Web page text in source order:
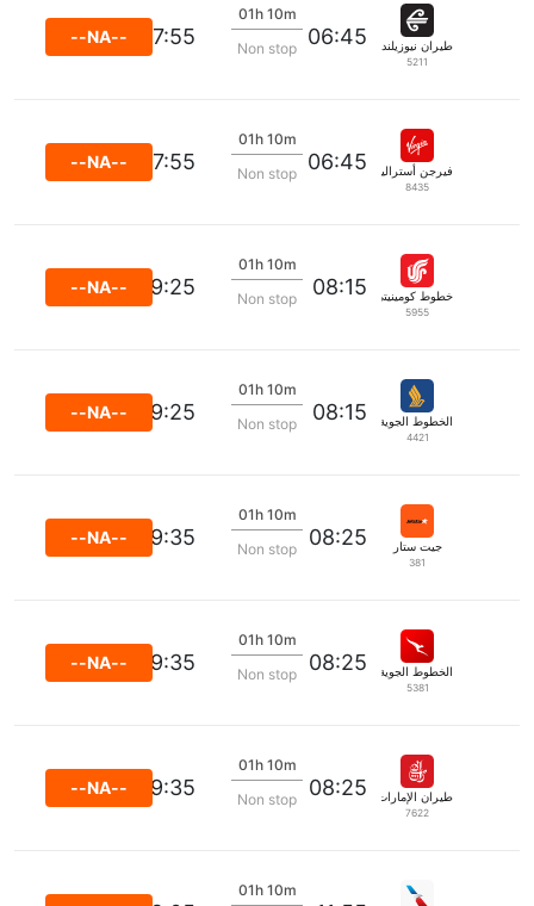
طيران نيوزيلندا
5211
06:45
01h 10m
Non stop
07:55
--NA--
فيرجن أستراليا
8435
06:45
01h 10m
Non stop
07:55
--NA--
خطوط كومينيتي الجوية
5955
08:15
01h 10m
Non stop
09:25
--NA--
الخطوط الجوية السنغافورية
4421
08:15
01h 10m
Non stop
09:25
--NA--
جيت ستار
381
08:25
01h 10m
Non stop
09:35
--NA--
الخطوط الجوية كانتاس
5381
08:25
01h 10m
Non stop
09:35
--NA--
طيران الإمارات
7622
08:25
01h 10m
Non stop
09:35
--NA--
01h 10m